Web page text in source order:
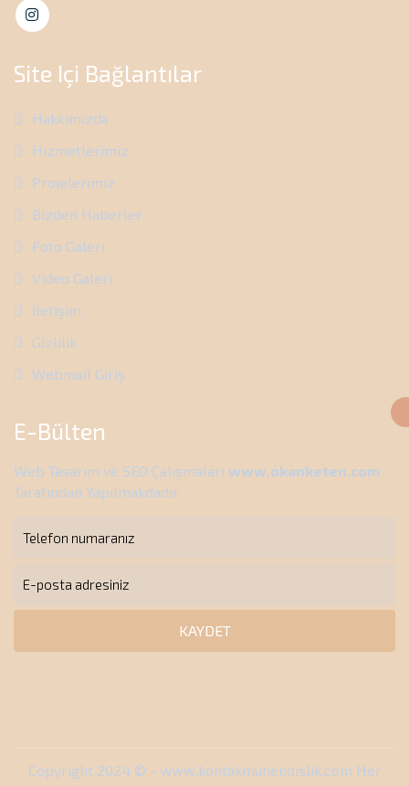
Site Içi Bağlantılar
Hakkımızda
Hizmetlerimiz
Projelerimiz
Bizden Haberler
Foto Galeri
Video Galeri
İletişim
Gizlilik
Webmail Giriş
E-Bülten
Web Tasarım ve SEO Çalışmaları www.okanketen.com
Tarafından Yapılmakdadır.
KAYDET
Copyright 2024 © - www.kontakmuhendislik.com Her